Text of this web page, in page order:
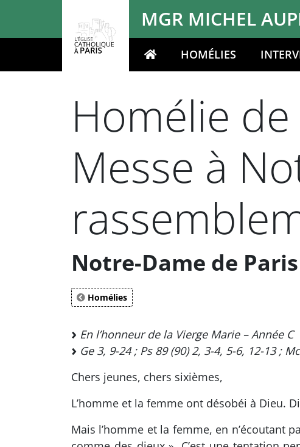
MGR MICHEL
Votre rechercheHOMÉLIES
Homélie
Messe à
Notre-Dame de
Homélies
En l’honneur de la Vierge Marie – Année C
Ge 3, 9-24 ; Ps 89 (90) 2, 3-4, 5-6, 12-13 ;
Chers jeunes, chers sixièmes,
L’homme et la femme ont désobéi à Dieu.
Mais l’homme et la femme, en n’écoutant